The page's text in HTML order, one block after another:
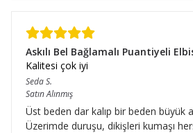
Askılı Bel Bağlamalı Puantiyeli
Kalitesi çok iyi
SedaS.
Satın Alınmış
Üst beden dar kalıp bir beden büyük
Üzerimde duruşu, dikişleri kumaşı